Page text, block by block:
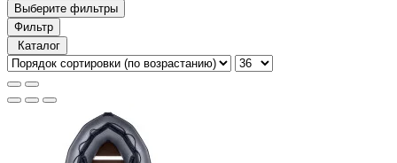
Выберите фильтры
Фильтр
Каталог